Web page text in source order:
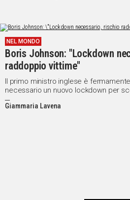
NEL MONDO
Boris Johnson: "Lockdown
raddoppio vittime"
Il primo ministro inglese è
necessario un nuovo lockdown per
drammatica
Giammaria Lavena